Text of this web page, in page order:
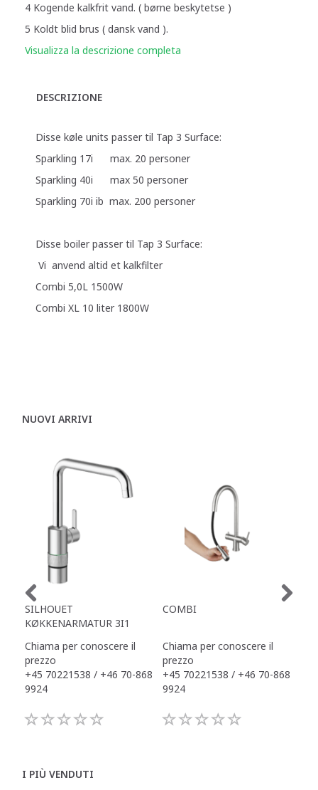
4 Kogende kalkfrit vand. ( børne beskytetse )
5 Koldt blid brus ( dansk vand ).
Visualizza la descrizione completa
DESCRIZIONE
Disse køle units passer til Tap 3 Surface:
Sparkling 17i max. 20 personer
Sparkling 40i max 50 personer
Sparkling 70i ib max. 200 personer
Disse boiler passer til Tap 3 Surface:
Vi anvend altid et kalkfilter
Combi 5,0L 1500W
Combi XL 10 liter 1800W
NUOVI ARRIVI
SILHOUET
KØKKENARMATUR 3I1
Chiama per conoscere il
prezzo
+45 70221538 / +46 70-868
9924
COMBI
Chiama per conoscere il
prezzo
+45 70221538 / +46 70-868
9924
I PIÙ VENDUTI